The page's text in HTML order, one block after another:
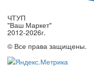
ЧТУП
"Ваш Маркет"
2012-2026г.
© Все права защищены.